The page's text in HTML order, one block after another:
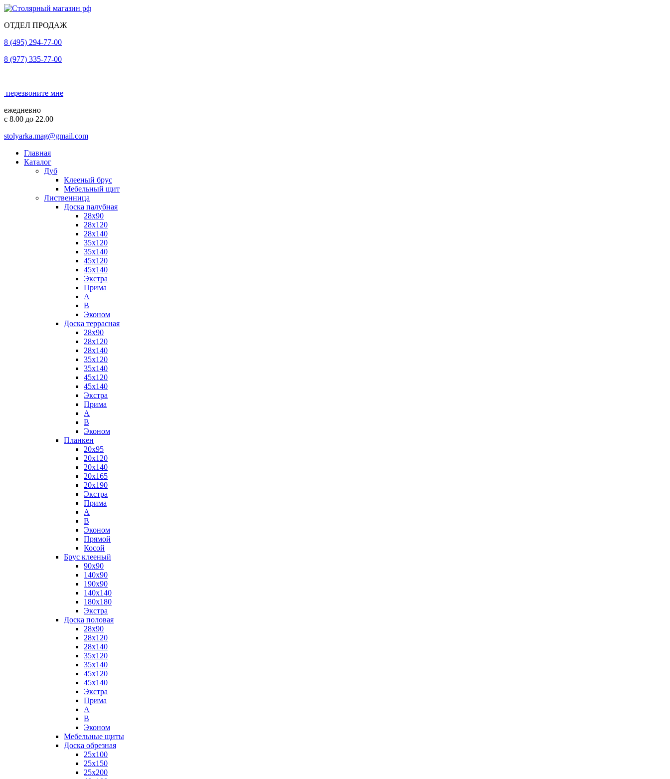
ОТДЕЛ ПРОДАЖ
8 (495) 294-77-00
8 (977) 335-77-00
перезвоните мне
ежедневно
с 8.00 до 22.00
stolyarka.mag@gmail.com
Главная
Каталог
Дуб
Клееный брус
Мебельный щит
Лиственница
Доска палубная
28x90
28x120
28x140
35x120
35x140
45х120
45x140
Экстра
Прима
А
B
Эконом
Доска террасная
28x90
28x120
28x140
35x120
35x140
45x120
45x140
Экстра
Прима
А
B
Эконом
Планкен
20x95
20x120
20x140
20x165
20x190
Экстра
Прима
А
B
Эконом
Прямой
Косой
Брус клееный
90x90
140x90
190x90
140x140
180x180
Экстра
Доска половая
28x90
28x120
28x140
35x120
35x140
45x120
45x140
Экстра
Прима
А
B
Эконом
Мебельные щиты
Доска обрезная
25x100
25x150
25x200